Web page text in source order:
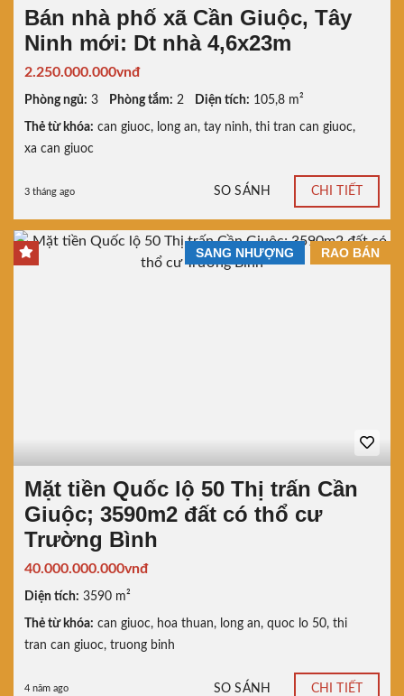
Bán nhà phố xã Cần Giuộc, Tây
Ninh mới: Dt nhà 4,6x23m
2.250.000.000vnđ
Phòng ngủ: 3 Phòng tắm: 2 Diện tích: 105,8 m²
Thẻ từ khóa: can giuoc, long an, tay ninh, thi tran can giuoc,
xa can giuoc
3 tháng ago SO SÁNH CHI TIẾT
RAO BÁN
SANG NHƯỢNG
Mặt tiền Quốc lộ 50 Thị trấn Cần
Giuộc; 3590m2 đất có thổ cư
Trường Bình
40.000.000.000vnđ
Diện tích: 3590 m²
Thẻ từ khóa: can giuoc, hoa thuan, long an, quoc lo 50, thi
tran can giuoc, truong binh
4 năm ago SO SÁNH CHI TIẾT